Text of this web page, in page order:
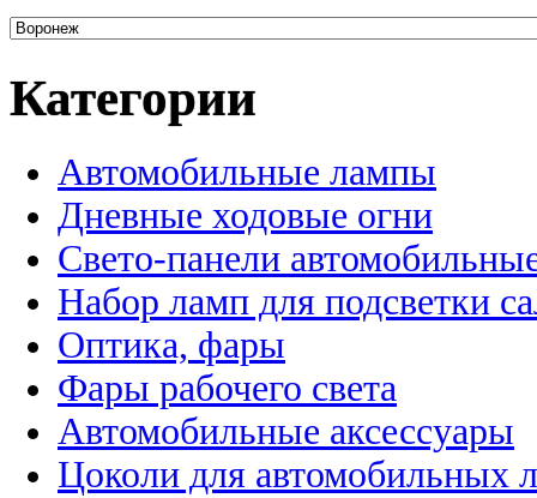
Категории
Автомобильные лампы
Дневные ходовые огни
Свето-панели
Набор ламп для подсветки
Оптика, фары
Фары рабочего света
Автомобильные аксессуары
Цоколи для автомобильных